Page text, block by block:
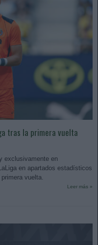
tras la primera vuelta
exclusivamente en
en apartados estadísticos
vuelta.
Leer más »